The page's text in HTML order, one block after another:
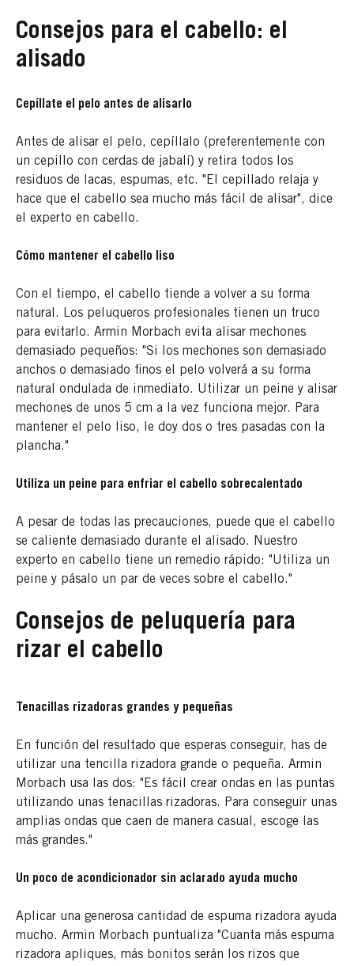
Consejos para el cabello: el
alisado
Cepíllate el pelo antes de alisarlo
Antes de alisar el pelo, cepíllalo (preferentemente con
un cepillo con cerdas de jabalí) y retira todos los
residuos de lacas, espumas, etc. "El cepillado relaja y
hace que el cabello sea mucho más fácil de alisar", dice
el experto en cabello.
Cómo mantener el cabello liso
Con el tiempo, el cabello tiende a volver a su forma
natural. Los peluqueros profesionales tienen un truco
para evitarlo. Armin Morbach evita alisar mechones
demasiado pequeños: "Si los mechones son demasiado
anchos o demasiado finos el pelo volverá a su forma
natural ondulada de inmediato. Utilizar un peine y alisar
mechones de unos 5 cm a la vez funciona mejor. Para
mantener el pelo liso, le doy dos o tres pasadas con la
plancha."
Utiliza un peine para enfriar el cabello sobrecalentado
A pesar de todas las precauciones, puede que el cabello
se caliente demasiado durante el alisado. Nuestro
experto en cabello tiene un remedio rápido: "Utiliza un
peine y pásalo un par de veces sobre el cabello."
Consejos de peluquería para
rizar el cabello
Tenacillas rizadoras grandes y pequeñas
En función del resultado que esperas conseguir, has de
utilizar una tencilla rizadora grande o pequeña. Armin
Morbach usa las dos: "Es fácil crear ondas en las puntas
utilizando unas tenacillas rizadoras. Para conseguir unas
amplias ondas que caen de manera casual, escoge las
más grandes."
Un poco de acondicionador sin aclarado ayuda mucho
Aplicar una generosa cantidad de espuma rizadora ayuda
mucho. Armin Morbach puntualiza "Cuanta más espuma
rizadora apliques, más bonitos serán los rizos que